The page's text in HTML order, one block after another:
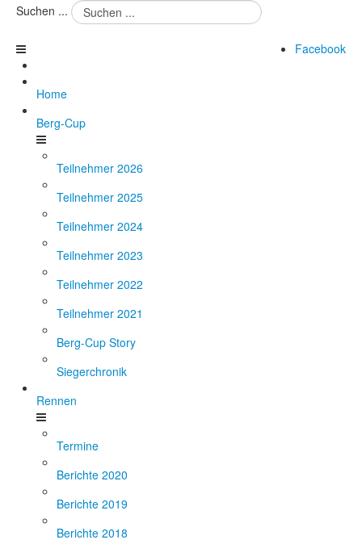
Suchen ...
Facebook
Home
Berg-Cup
Teilnehmer 2026
Teilnehmer 2025
Teilnehmer 2024
Teilnehmer 2023
Teilnehmer 2022
Teilnehmer 2021
Berg-Cup Story
Siegerchronik
Rennen
Termine
Berichte 2020
Berichte 2019
Berichte 2018